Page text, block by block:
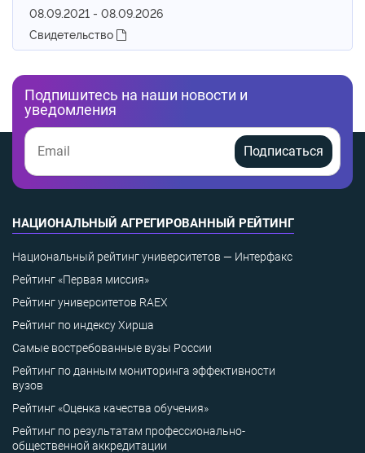
08.09.2021 - 08.09.2026
Свидетельство
Подпишитесь на наши новости и
уведомления
Подписаться
НАЦИОНАЛЬНЫЙ АГРЕГИРОВАННЫЙ РЕЙТИНГ
Национальный рейтинг университетов — Интерфакс
Рейтинг «Первая миссия»
Рейтинг университетов RAEX
Рейтинг по индексу Хирша
Самые востребованные вузы России
Рейтинг по данным мониторинга эффективности
вузов
Рейтинг «Оценка качества обучения»
Рейтинг по результатам профессионально-
общественной аккредитации